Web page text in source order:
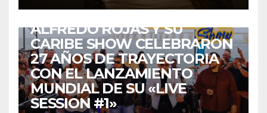
ALFREDO ROJAS Y SU
CARIBE SHOW CELEBRARON
27 AÑOS DE TRAYECTORIA
CON EL LANZAMIENTO
MUNDIAL DE SU «LIVE
SESSION #1»